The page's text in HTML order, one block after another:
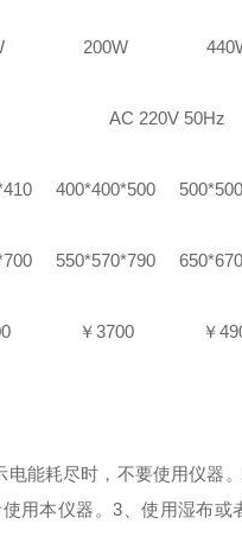
200W
AC 220V 50Hz
400*400*500
550*570*790
￥3700 ￥
电能耗尽时，不要使用仪器
用本仪器。3、使用湿布或